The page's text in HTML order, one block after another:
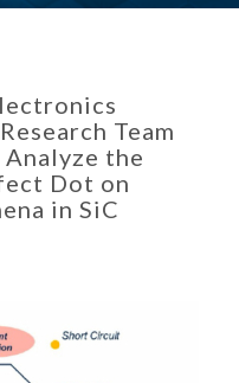
Team
the
Dot on
in SiC